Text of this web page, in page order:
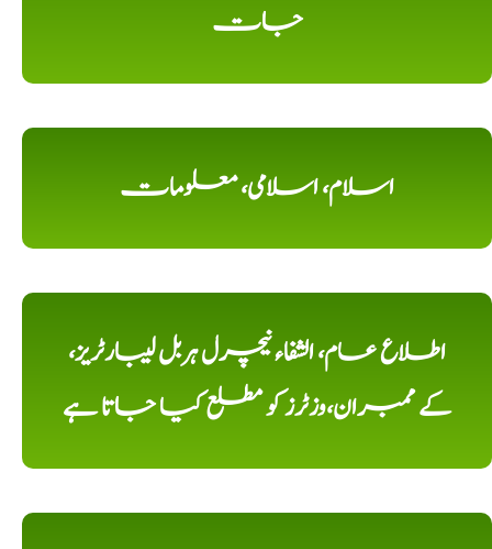
جات
اسلام، اسلامی، معلومات
اطلاع عام، الشفاء نیچرل ہربل لیبارٹریز،
کے ممبران،وزٹرز کو مطلع کیا جاتا ہے